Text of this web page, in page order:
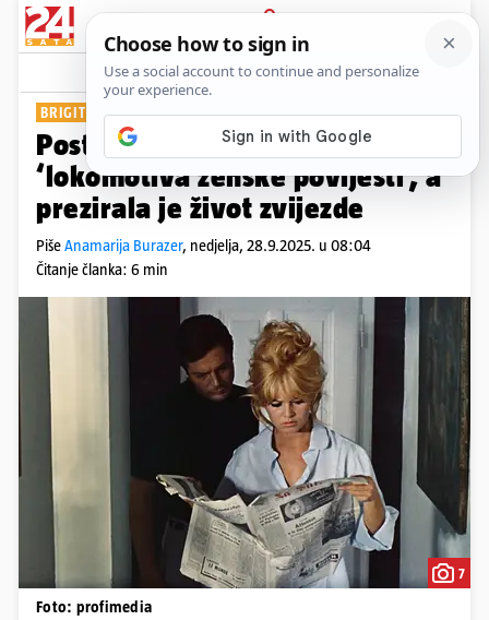
PRIJAVA
Show Komentari
BRIGITTE BARDOT SLAVI 91. ROĐENDAN
Postala je kulturni fenomen i
‘lokomotiva ženske povijesti’, a
prezirala je život zvijezde
PišeAnamarija Burazer, nedjelja, 28.9.2025. u 08:04
Čitanje članka: 6 min
7
Foto: profimedia